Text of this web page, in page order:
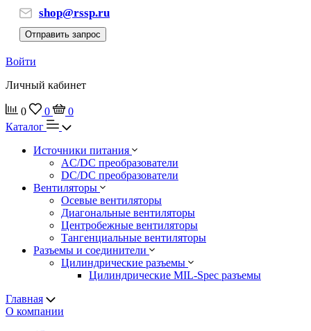
shop@rssp.ru
Отправить запрос
Войти
Личный кабинет
0 0
0
Каталог
Источники питания
AC/DC преобразователи
DC/DC преобразователи
Вентиляторы
Осевые вентиляторы
Диагональные вентиляторы
Центробежные вентиляторы
Тангенциальные вентиляторы
Разъемы и соединители
Цилиндрические разъемы
Цилиндрические MIL-Spec разъемы
Главная
О компании